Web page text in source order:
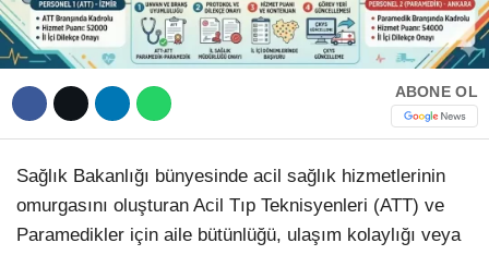
Telegram
ABONE OL
Sağlık Bakanlığı bünyesinde acil sağlık hizmetlerinin
omurgasını oluşturan Acil Tıp Teknisyenleri (ATT) ve
Paramedikler için aile bütünlüğü, ulaşım kolaylığı veya